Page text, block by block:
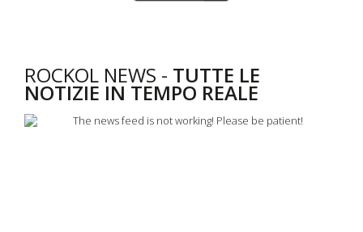
ROCKOL NEWS - TUTTE LE
NOTIZIE IN TEMPO REALE